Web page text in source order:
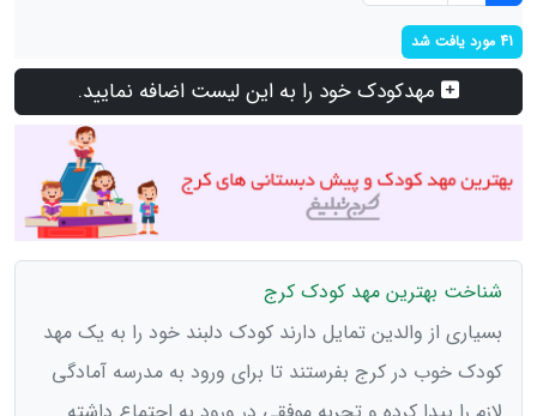
41 مورد یافت شد
مهدکودک خود را به این لیست اضافه نمایید.
شناخت بهترین مهد کودک کرج
بسیاری از والدین تمایل دارند کودک دلبند خود را به یک مهد
کودک خوب در کرج بفرستند تا برای ورود به مدرسه آمادگی